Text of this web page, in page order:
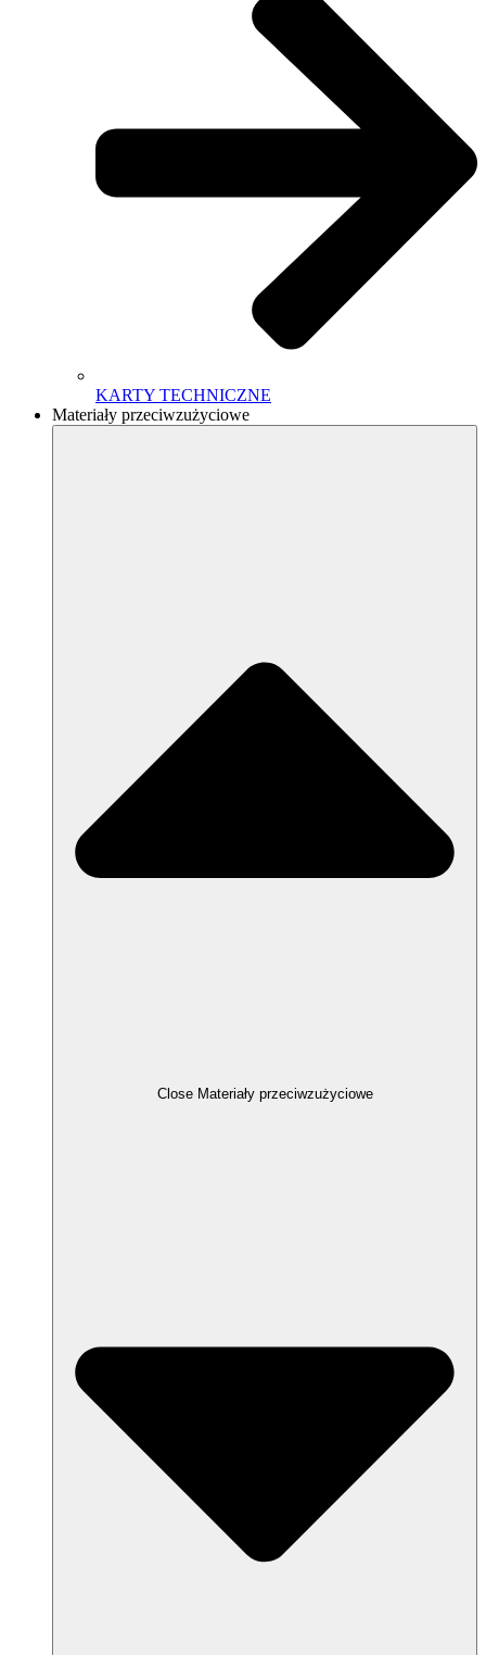
KARTY TECHNICZNE
Materiały przeciwzużyciowe
Close Materiały przeciwzużyciowe